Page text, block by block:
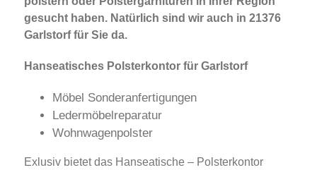
gesucht haben. Natürlich sind wir auch in 21376
Garlstorf für Sie da.
Hanseatisches Polsterkontor für Garlstorf
Möbel Sonderanfertigungen
Ledermöbelreparatur
Wohnwagenpolster
Exlusiv bietet das Hanseatische – Polsterkontor